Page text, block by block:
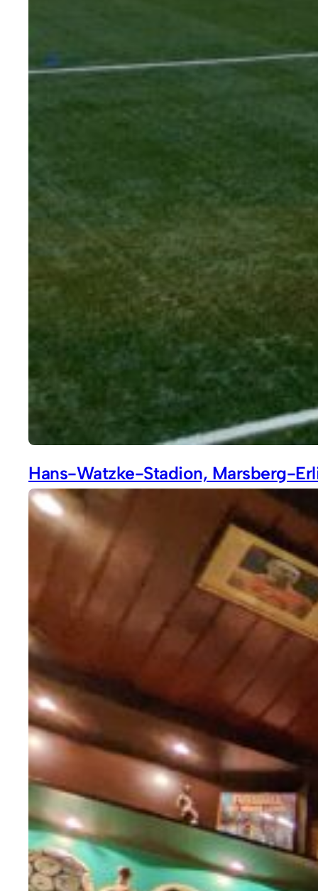
Hans-Watzke-Stadion, Marsberg-